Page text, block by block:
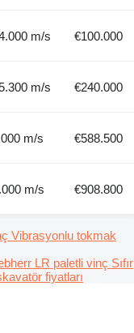
m/s €100.000
m/s €240.000
m/s €588.500
m/s €908.800
Vibrasyonlu tokmak
LR paletli vinç Sıfır
fiyatları